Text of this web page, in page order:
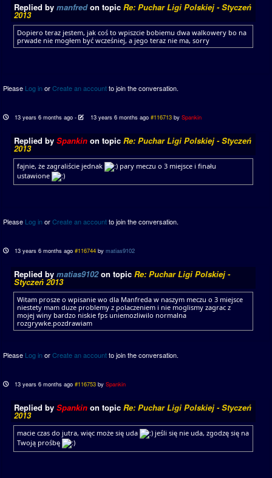
Replied by manfredon topic Re: Puchar Ligi Polskiej - Styczeń
2013
Dopiero teraz jestem, jak coś to wpiszcie bobiemu dwa walkowery bo na
prwade nie mogłem być wcześniej, a jego teraz nie ma, sorry
Please Log inorCreate an accountto join the conversation.
13 years 6 months ago - 13 years 6 months ago #116713 by Spankin
Replied by Spankin on topic Re: Puchar Ligi Polskiej - Styczeń
2013
fajnie, że zagraliście jednak
pary meczu o 3 miejsce i finału
ustawione
Please Log inorCreate an accountto join the conversation.
13 years 6 months ago #116744 bymatias9102
Replied by matias9102on topic Re: Puchar Ligi Polskiej -
Styczeń 2013
Witam prosze o wpisanie wo dla Manfreda w naszym meczu o 3 miejsce
niestety mam duze problemy z polaczeniem i nie moglismy zagrac z
mojej winy bardzo niskie fps uniemozliwilo normalna
rozgrywke.pozdrawiam
Please Log inorCreate an accountto join the conversation.
13 years 6 months ago #116753 bySpankin
Replied by Spankin on topic Re: Puchar Ligi Polskiej - Styczeń
2013
macie czas do jutra, więc może się uda
jeśli się nie uda, zgodzę się na
Twoją prośbę